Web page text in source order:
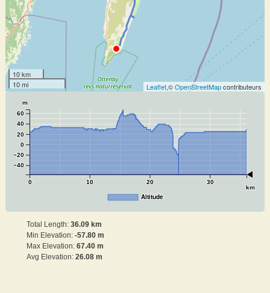
10 km
10 mi
Leaflet,©OpenStreetMapcontributeurs
0 10 20 30
km
−40
−20
0
20
40
60
m
Altitude
Total Length: 36.09 km
Min Elevation: -57.80 m
Max Elevation: 67.40 m
Avg Elevation: 26.08 m